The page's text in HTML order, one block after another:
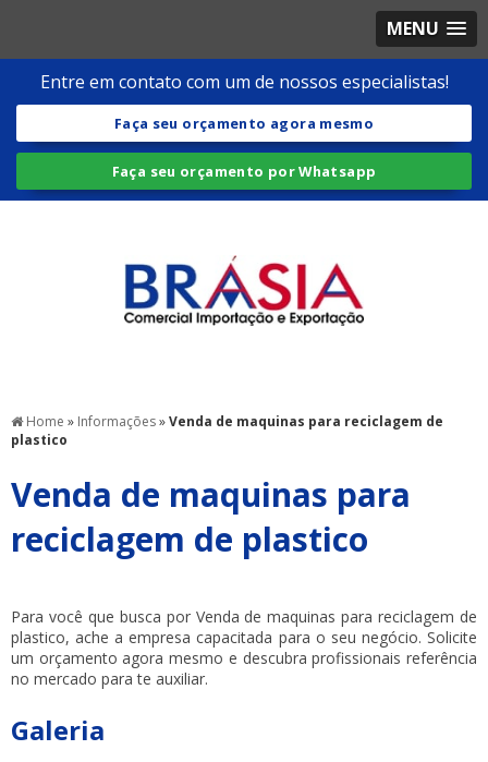
MENU
Entre em contato com um de nossos especialistas!
Faça seu orçamento agora mesmo
Faça seu orçamento por Whatsapp
Home » Informações»Venda de maquinas para reciclagem de
plastico
Venda de maquinas para
reciclagem de plastico
Para você que busca por Venda de maquinas para reciclagem de
plastico, ache a empresa capacitada para o seu negócio. Solicite
um orçamento agora mesmo e descubra profissionais referência
no mercado para te auxiliar.
Galeria